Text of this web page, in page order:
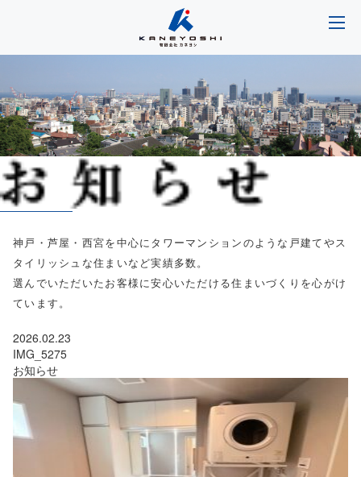
神戸・芦屋・西宮を中心にタワーマンションのような戸建てやス
タイリッシュな住まいなど実績多数。
選んでいただいたお客様に安心いただける住まいづくりを心がけ
ています。
2026.02.23
IMG_5275
お知らせ